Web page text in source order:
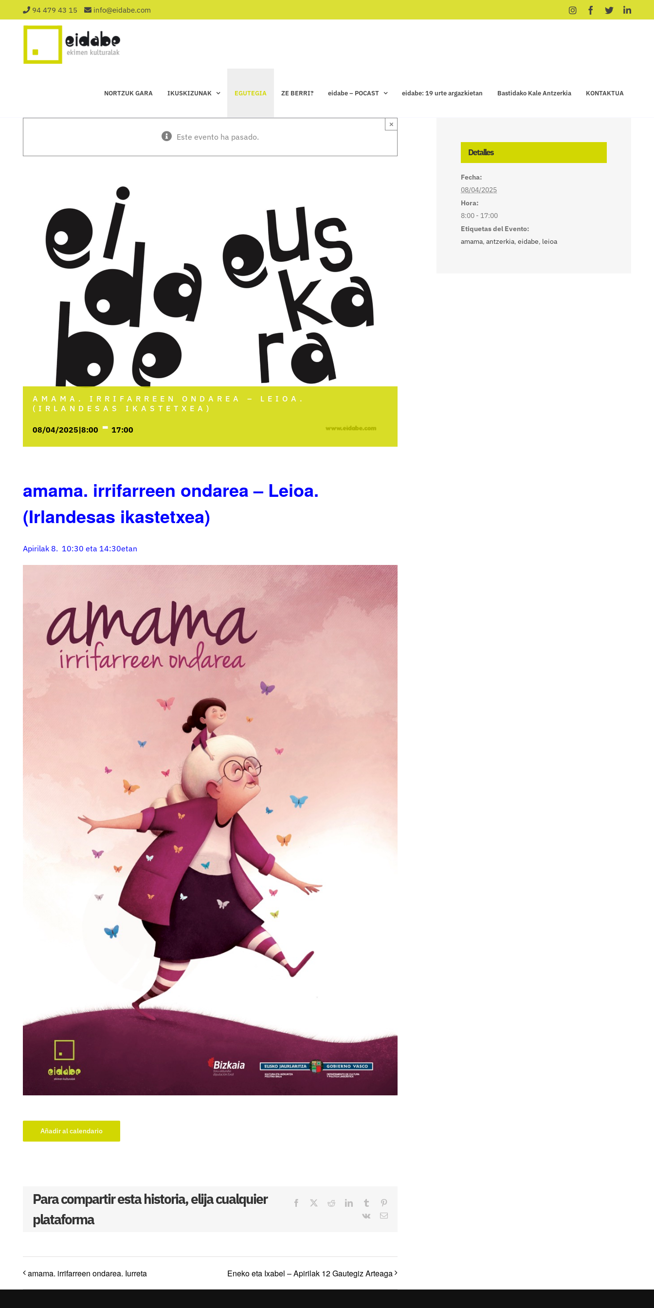
al
contenido
94 479 43 15 info@eidabe.com InstagramFacebook
X
NORTZUK GARA IKUSKIZUNAK EGUTEGIA ZE BERRI? eidabe – POCAST eidabe: 19 urte argazkietan Bastidako Kale Antzerkia KONTAKTUA
Este evento ha pasado.
×
AMAMA. IRRIFARREEN ONDAREA – LEIOA.
(IRLANDESAS IKASTETXEA)
08/04/2025|8:00 - 17:00
amama. irrifarreen ondarea – Leioa.
(Irlandesas ikastetxea)
Apirilak 8. 10:30 eta 14:30etan
Añadir al calendario
Para compartir esta historia, elija cualquier
plataforma
Facebook RedditLinkedInTumblr
Vk
Correo
amama. irrifarreen ondarea. Iurreta Eneko eta Ixabel – Apirilak 12 Gautegiz Arteaga
Detalles
Fecha:
08/04/2025
Hora:
8:00 - 17:00
Etiquetas del Evento:
amama, antzerkia, eidabe, leioa